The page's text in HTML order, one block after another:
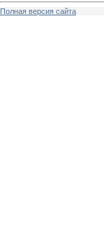
Полная версия сайта